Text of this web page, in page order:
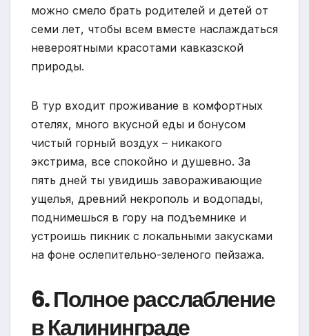
можно смело брать родителей и детей от
семи лет, чтобы всем вместе наслаждаться
невероятными красотами кавказской
природы.
В тур входит проживание в комфортных
отелях, много вкусной еды и бонусом
чистый горный воздух – никакого
экстрима, все спокойно и душевно. За
пять дней ты увидишь завораживающие
ущелья, древний некрополь и водопады,
поднимешься в гору на подъемнике и
устроишь пикник с локальными закусками
на фоне ослепительно-зеленого пейзажа.
6. Полное расслабление
в Калининграде